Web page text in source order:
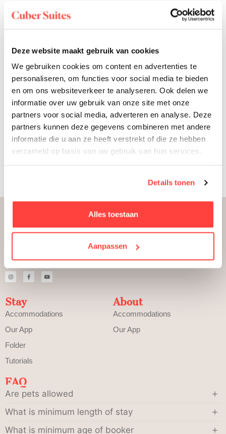
Deze website maakt gebruik van cookies
We gebruiken cookies om content en advertenties te
personaliseren, om functies voor social media te bieden
en om ons websiteverkeer te analyseren. Ook delen we
informatie over uw gebruik van onze site met onze
partners voor social media, adverteren en analyse. Deze
partners kunnen deze gegevens combineren met andere
informatie die u aan ze heeft verstrekt of die ze hebben
verzameld op basis van uw gebruik van hun services.
Details tonen
Alles toestaan
Aanpassen
Ready to dive in?
Book your spot today!
Start booking
Discover suites
Get out of the city whenever you feel like it.
Stay
Accommodations
Our App
Folder
Tutorials
About
Accommodations
Our App
FAQ
Are pets allowed
What is minimum length of stay
What is minimum age of booker